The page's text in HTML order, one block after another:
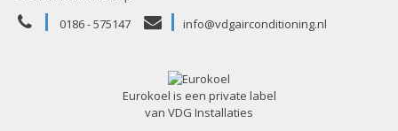
0186 - 575147
info@vdgairconditioning.nl
Eurokoel is een private label
van VDG Installaties